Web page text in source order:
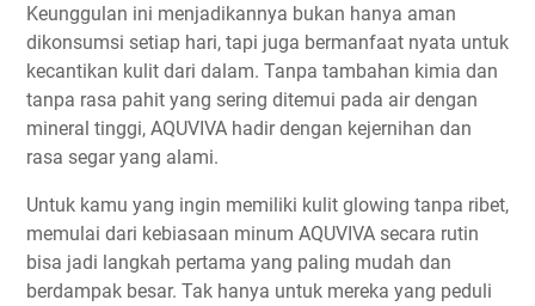
Keunggulan ini menjadikannya bukan hanya aman
dikonsumsi setiap hari, tapi juga bermanfaat nyata untuk
kecantikan kulit dari dalam. Tanpa tambahan kimia dan
tanpa rasa pahit yang sering ditemui pada air dengan
mineral tinggi, AQUVIVA hadir dengan kejernihan dan
rasa segar yang alami.
Untuk kamu yang ingin memiliki kulit glowing tanpa ribet,
memulai dari kebiasaan minum AQUVIVA secara rutin
bisa jadi langkah pertama yang paling mudah dan
berdampak besar. Tak hanya untuk mereka yang peduli